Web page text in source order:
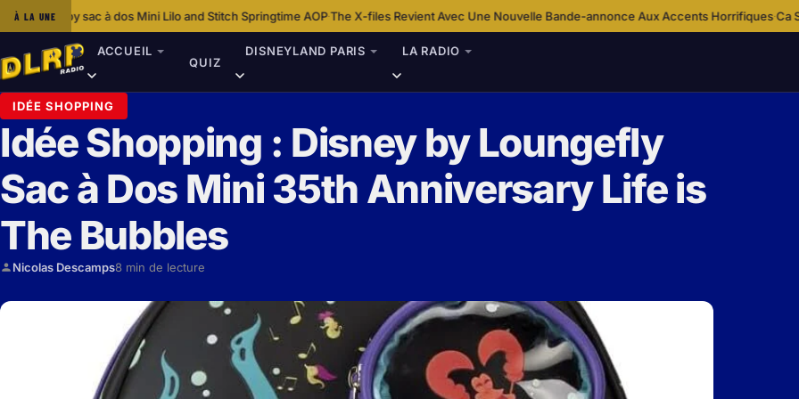
À LA UNE
Mini Lilo and Stitch Springtime AOP·The X-files Revient Avec Une Nouvelle Bande-annonce Aux Accents Horrifiques· Ca S’Est Passé Un… 12
ACCUEIL
QUIZ
DISNEYLAND PARIS LA RADIO
IDÉE SHOPPING
Idée Shopping : Disney by Loungefly
Sac à Dos Mini 35th Anniversary Life is
The Bubbles
Nicolas Descamps8 min de lecture